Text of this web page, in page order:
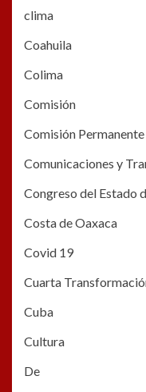
clima
Coahuila
Colima
Comisión
Comisión
Comunicaciones y
Congreso del Estado
Costa de Oaxaca
Covid 19
Cuarta
Cuba
Cultura
De